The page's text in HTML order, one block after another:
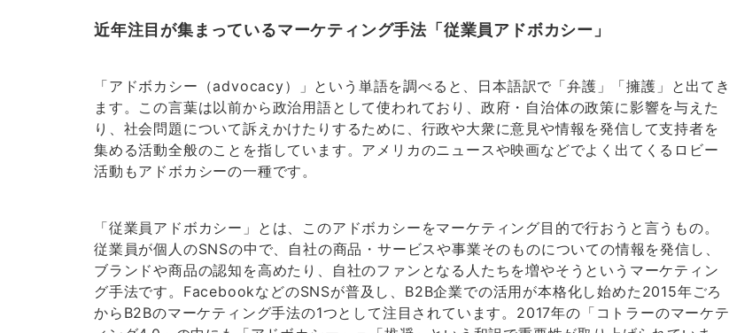
近年注目が集まっているマーケティング手法「従業員アドボカシー」
「アドボカシー（advocacy）」という単語を調べると、日本語訳で「弁護」「擁護」と出てき
ます。この言葉は以前から政治用語として使われており、政府・自治体の政策に影響を与えた
り、社会問題について訴えかけたりするために、行政や大衆に意見や情報を発信して支持者を
集める活動全般のことを指しています。アメリカのニュースや映画などでよく出てくるロビー
活動もアドボカシーの一種です。
「従業員アドボカシー」とは、このアドボカシーをマーケティング目的で行おうと言うもの。
従業員が個人のSNSの中で、自社の商品・サービスや事業そのものについての情報を発信し、
ブランドや商品の認知を高めたり、自社のファンとなる人たちを増やそうというマーケティン
グ手法です。FacebookなどのSNSが普及し、B2B企業での活用が本格化し始めた2015年ごろ
からB2Bのマーケティング手法の1つとして注目されています。2017年の「コトラーのマーケテ